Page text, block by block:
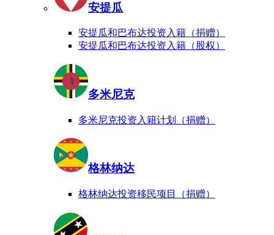
安提瓜
安提瓜和巴布达投资入籍（捐赠）
安提瓜和巴布达投资入籍（股权）
多米尼克
多米尼克投资入籍计划（捐赠）
格林纳达
格林纳达投资移民项目（捐赠）